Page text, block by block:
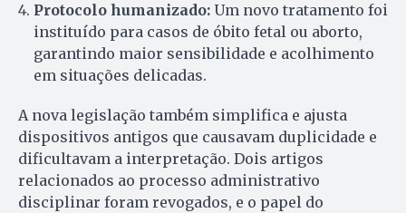
Protocolo humanizado: Um novo tratamento foi
instituído para casos de óbito fetal ou aborto,
garantindo maior sensibilidade e acolhimento
em situações delicadas.
A nova legislação também simplifica e ajusta
dispositivos antigos que causavam duplicidade e
dificultavam a interpretação. Dois artigos
relacionados ao processo administrativo
disciplinar foram revogados, e o papel do